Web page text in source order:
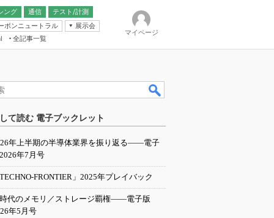
ング 通信
テスト/計測
ボンニュートラル
展示会
ューティング
全記事一覧
マイページ
て読む 電子ブックレット
年上半期の半導体業界を振り返る――電子
年7月号
FRONTIER」2025年プレイバック
代のメモリ／ストレージ覇権――電子版
年5月号